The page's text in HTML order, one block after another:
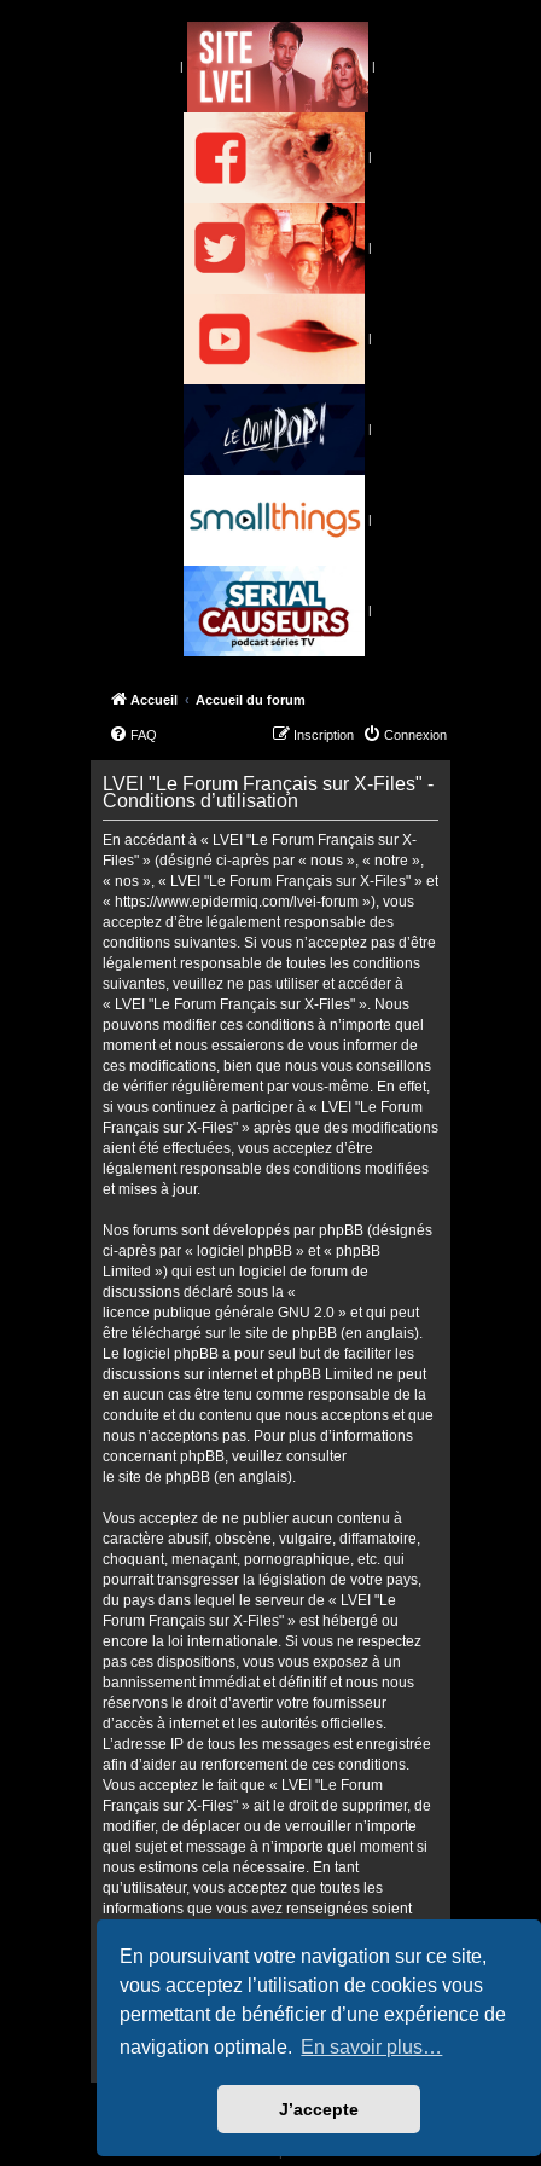
En poursuivant votre navigation sur ce site,
vous acceptez l’utilisation de cookies vous
permettant de bénéficier d’une expérience de
navigation optimale. En savoir plus…
J’accepte
| |
|
|
|
|
|
|
Accueil Accueil du forum
FAQ Connexion
Inscription
LVEI "Le Forum Français sur X-Files" -
Conditions d’utilisation
En accédant à « LVEI "Le Forum Français sur X-
Files" » (désigné ci-après par « nous », « notre »,
« nos », « LVEI "Le Forum Français sur X-Files" » et
« https://www.epidermiq.com/lvei-forum »), vous
acceptez d’être légalement responsable des
conditions suivantes. Si vous n’acceptez pas d’être
légalement responsable de toutes les conditions
suivantes, veuillez ne pas utiliser et accéder à
« LVEI "Le Forum Français sur X-Files" ». Nous
pouvons modifier ces conditions à n’importe quel
moment et nous essaierons de vous informer de
ces modifications, bien que nous vous conseillons
de vérifier régulièrement par vous-même. En effet,
si vous continuez à participer à « LVEI "Le Forum
Français sur X-Files" » après que des modifications
aient été effectuées, vous acceptez d’être
légalement responsable des conditions modifiées
et mises à jour.
Nos forums sont développés par phpBB (désignés
ci-après par « logiciel phpBB » et « phpBB
Limited ») qui est un logiciel de forum de
discussions déclaré sous la «
licence publique générale GNU 2.0 » et qui peut
être téléchargé sur le site de phpBB (en anglais).
Le logiciel phpBB a pour seul but de faciliter les
discussions sur internet et phpBB Limited ne peut
en aucun cas être tenu comme responsable de la
conduite et du contenu que nous acceptons et que
nous n’acceptons pas. Pour plus d’informations
concernant phpBB, veuillez consulter
le site de phpBB (en anglais).
Vous acceptez de ne publier aucun contenu à
caractère abusif, obscène, vulgaire, diffamatoire,
choquant, menaçant, pornographique, etc. qui
pourrait transgresser la législation de votre pays,
du pays dans lequel le serveur de « LVEI "Le
Forum Français sur X-Files" » est hébergé ou
encore la loi internationale. Si vous ne respectez
pas ces dispositions, vous vous exposez à un
bannissement immédiat et définitif et nous nous
réservons le droit d’avertir votre fournisseur
d’accès à internet et les autorités officielles.
L’adresse IP de tous les messages est enregistrée
afin d’aider au renforcement de ces conditions.
Vous acceptez le fait que « LVEI "Le Forum
Français sur X-Files" » ait le droit de supprimer, de
modifier, de déplacer ou de verrouiller n’importe
quel sujet et message à n’importe quel moment si
nous estimons cela nécessaire. En tant
qu’utilisateur, vous acceptez que toutes les
informations que vous avez renseignées soient
que ces informations ne seront pas diffusées à une
tierce partie sans votre consentement, ni « LVEI "Le
Forum Français sur X-Files" », ni phpBB, ne
pourront être tenus comme responsables en cas
compromettre vos données.
Accueil du forum